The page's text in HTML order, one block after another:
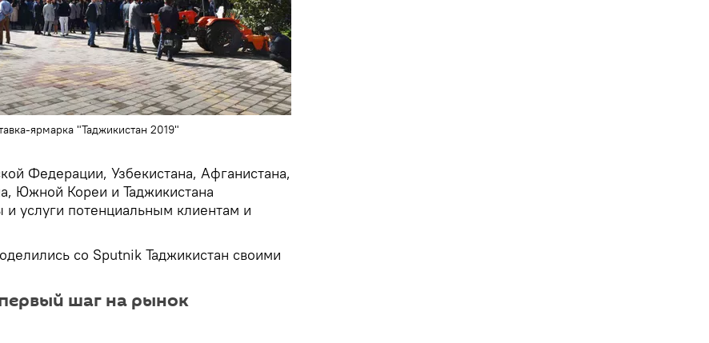
ярмарка "Таджикистан 2019"
Федерации, Узбекистана, Афганистана,
Южной Кореи и Таджикистана
услуги потенциальным клиентам и
со Sputnik Таджикистан своими
шаг на рынок